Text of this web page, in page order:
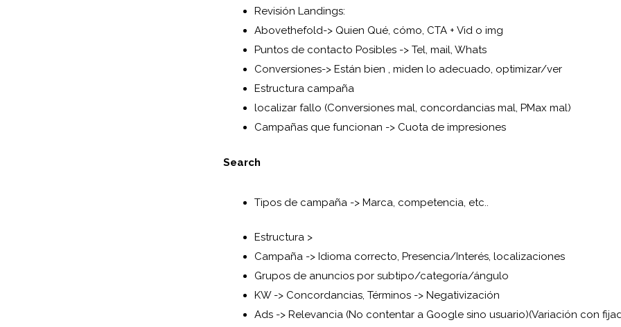
Revisión Landings:
Abovethefold-> Quien Qué, cómo, CTA + Vid o img
Puntos de contacto Posibles -> Tel, mail, Whats
Conversiones-> Están bien , miden lo adecuado, optimizar/ver
Estructura campaña
localizar fallo (Conversiones mal, concordancias mal, PMax mal)
Campañas que funcionan -> Cuota de impresiones
Search
Tipos de campaña -> Marca, competencia, etc..
Estructura >
Campaña -> Idioma correcto, Presencia/Interés, localizaciones
Grupos de anuncios por subtipo/categoría/ángulo
KW -> Concordancias, Términos -> Negativización
Ads -> Relevancia (No contentar a Google sino usuario)(Variación con